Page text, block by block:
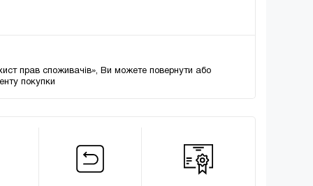
прав споживачів», Ви можете повернути або
покупки